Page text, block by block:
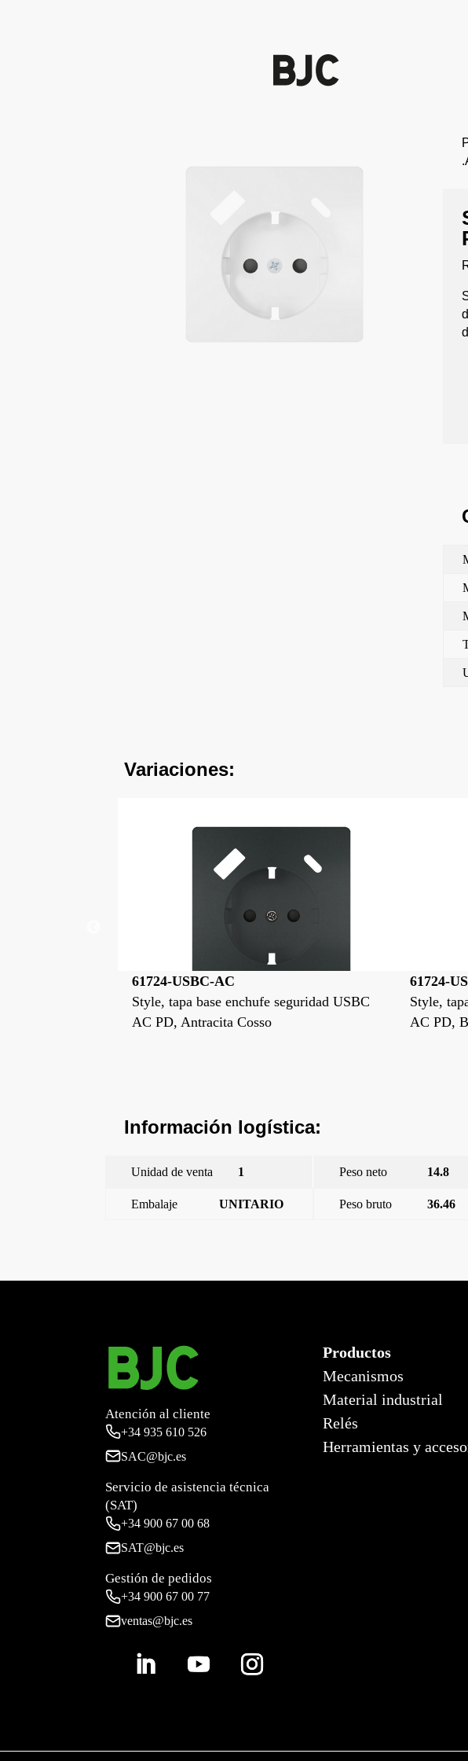
Variaciones:
61724-USBC
Style, tapa base enchufe seguridad USBC
AC PD, Blanco Polar
61724-
Style,
AC PD,
Información logística:
Unidad de venta 1 Peso neto 14.8
Embalaje UNITARIO Peso bruto 36.46
Atención al cliente
+34935 610 526
SAC@bjc.es
Servicio de asistencia técnica
(SAT)
+34900 67 00 68
SAT@bjc.es
Gestión de pedidos
+34 900 67 00 77
ventas@bjc.es
Productos
Mecanismos
Material industrial
Relés
Herramientas y